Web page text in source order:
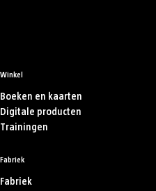
Winkel
Boeken en kaarten
Digitale producten
Trainingen
Fabriek
Fabriek